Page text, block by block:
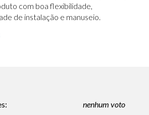
com boa flexibilidade,
de instalação e manuseio.
nenhum voto